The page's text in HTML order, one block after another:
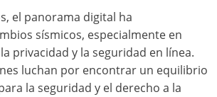
el panorama digital ha
sísmicos, especialmente en
privacidad y la seguridad en línea.
luchan por encontrar un equilibrio
la seguridad y el derecho a la